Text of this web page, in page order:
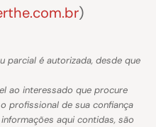
)
é autorizada, desde que
ao interessado que procure
profissional de sua confiança
aqui contidas, são